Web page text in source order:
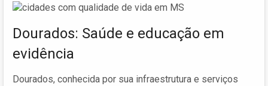
Dourados: Saúde e educação em
evidência
Dourados, conhecida por sua infraestrutura e serviços